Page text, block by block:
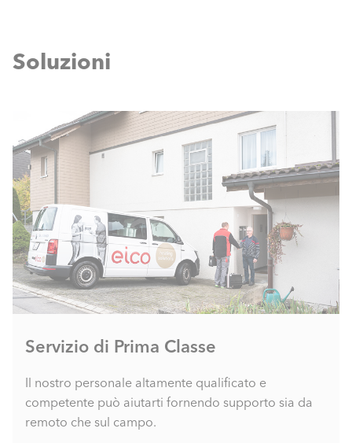
Soluzioni
Servizio di Prima Classe
Il nostro personale altamente qualificato e
competente può aiutarti fornendo supporto sia da
remoto che sul campo.